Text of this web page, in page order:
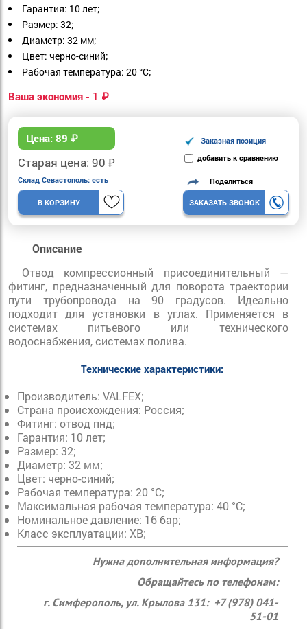
Гарантия: 10 лет;
Размер: 32;
Диаметр: 32 мм;
Цвет: черно-синий;
Рабочая температура: 20 °С;
Ваша экономия - 1 ₽
Цена: 89 ₽
Старая цена: 90 ₽
Заказная позиция
добавить к сравнению
Склад Севастополь: есть
В КОРЗИНУ
Поделиться
ЗАКАЗАТЬ ЗВОНОК
Описание
Отвод компрессионный присоединительный —
фитинг, предназначенный для поворота траектории
пути трубопровода на 90 градусов. Идеально
подходит для установки в углах. Применяется в
системах питьевого или технического
водоснабжения, системах полива.
Технические характеристики:
Производитель: VALFEX;
Страна происхождения: Россия;
Фитинг: отвод пнд;
Гарантия: 10 лет;
Размер: 32;
Диаметр: 32 мм;
Цвет: черно-синий;
Рабочая температура: 20 °С;
Максимальная рабочая температура: 40 °С;
Номинальное давление: 16 бар;
Класс эксплуатации: ХВ;
Нужна дополнительная информация?
Обращайтесь по телефонам:
г. Симферополь, ул. Крылова 131: +7 (978) 041-
51-01